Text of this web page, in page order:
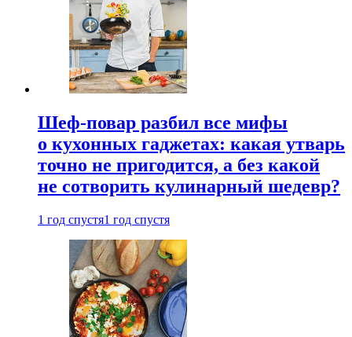
Шеф-повар разбил все мифы
о кухонных гаджетах: какая утварь
точно не пригодится, а без какой
не сотворить кулинарный шедевр?
1 год спустя1 год спустя